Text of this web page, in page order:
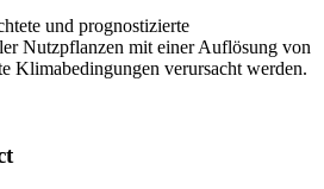
und prognostizierte
Nutzpflanzen mit einer Auflösung von
Klimabedingungen verursacht werden.